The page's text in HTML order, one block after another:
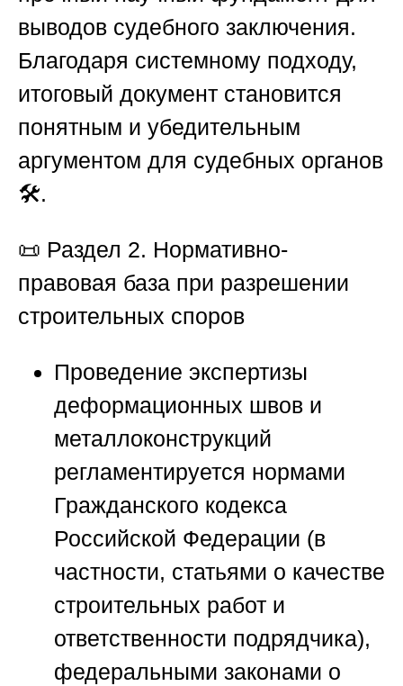
выводов судебного заключения.
Благодаря системному подходу,
итоговый документ становится
понятным и убедительным
аргументом для судебных органов
🛠️.
📜 Раздел 2. Нормативно-
правовая база при разрешении
строительных споров
Проведение экспертизы
деформационных швов и
металлоконструкций
регламентируется нормами
Гражданского кодекса
Российской Федерации (в
частности, статьями о качестве
строительных работ и
ответственности подрядчика),
федеральными законами о